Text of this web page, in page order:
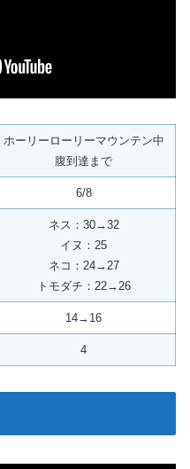
ホーリーローリーマウンテン中
腹到達まで
6/8
ネス：30→32
イヌ：25
ネコ：24→27
トモダチ：22→26
14→16
4